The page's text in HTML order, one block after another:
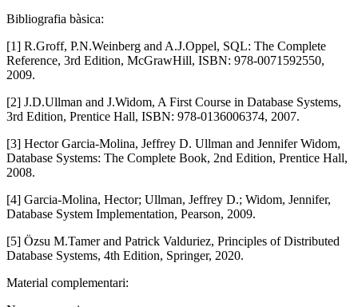
Bibliografia bàsica:
[1] R.Groff, P.N.Weinberg and A.J.Oppel, SQL: The Complete
Reference, 3rd Edition, McGrawHill, ISBN: 978-0071592550,
2009.
[2] J.D.Ullman and J.Widom, A First Course in Database Systems,
3rd Edition, Prentice Hall, ISBN: 978-0136006374, 2007.
[3] Hector Garcia-Molina, Jeffrey D. Ullman and Jennifer Widom,
Database Systems: The Complete Book, 2nd Edition, Prentice Hall,
2008.
[4] Garcia-Molina, Hector; Ullman, Jeffrey D.; Widom, Jennifer,
Database System Implementation, Pearson, 2009.
[5] Özsu M.Tamer and Patrick Valduriez, Principles of Distributed
Database Systems, 4th Edition, Springer, 2020.
Material complementari: